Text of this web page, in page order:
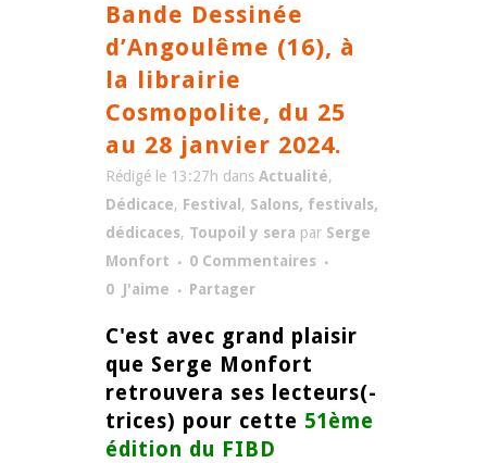
Bande Dessinée
d’Angoulême (16), à
la librairie
Cosmopolite, du 25
au 28 janvier 2024.
Rédigé le 13:27h dans Actualité,
Dédicace, Festival , Salons, festivals,
dédicaces, Toupoil y sera par Serge
Monfort
0 Commentaires
0 J'aime Partager
C'est avec grand plaisir
que Serge Monfort
retrouvera ses lecteurs(-
trices) pour cette 51ème
édition du FIBD